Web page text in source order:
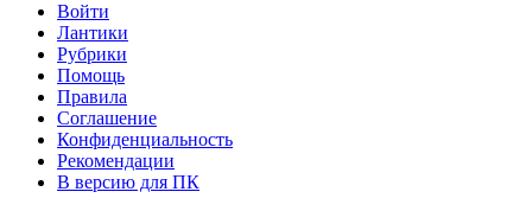
Войти
Лантики
Рубрики
Помощь
Правила
Соглашение
Конфиденциальность
Рекомендации
В версию для ПК